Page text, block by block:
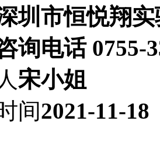
圳市恒悦翔
询电话 0755-
宋小姐
间2021-11-18